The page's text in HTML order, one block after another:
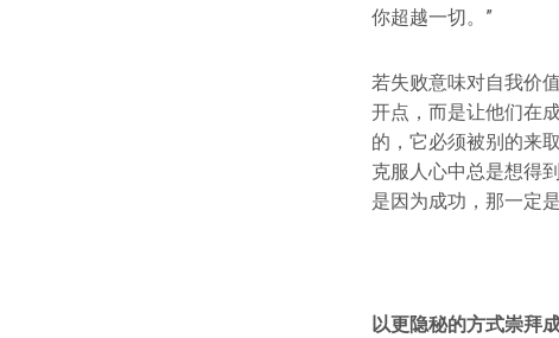
你超越一切。”
若失败意味对自我价
开点，而是让他们在
的，它必须被别的来
克服人心中总是想得
是因为成功，那一定
以更隐秘的方式崇拜